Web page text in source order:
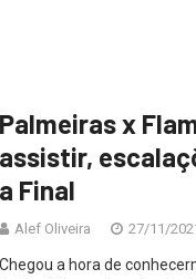
Palmeiras x
assistir,
a Final
Alef Oliveira 27/11/
Chegou a hora de